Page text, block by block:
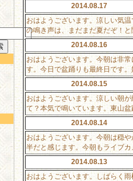
2014.08.17
おはようございます。涼しい気
の鳴き声は、まだまだ夏だぞ！
2014.08.16
おはようございます。今朝は非
す。今日で盆踊りも最終日です
2014.08.15
おはようございます。涼しい朝
て？本気で鳴いています。東山
2014.08.14
おはようございます。今朝は穏
半だと感じます。今朝もライブ
2014.08.13
おはようございます。しばらく